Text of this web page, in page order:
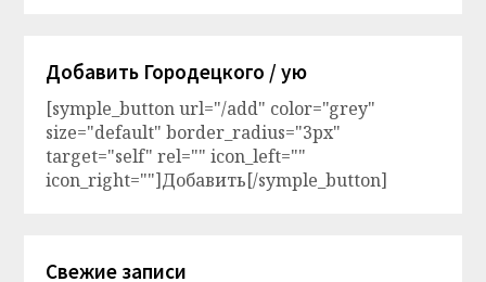
Добавить Городецкого / ую
[symple_button url="/add" color="grey"
size="default" border_radius="3px"
target="self" rel="" icon_left=""
icon_right=""]Добавить[/symple_button]
Свежие записи